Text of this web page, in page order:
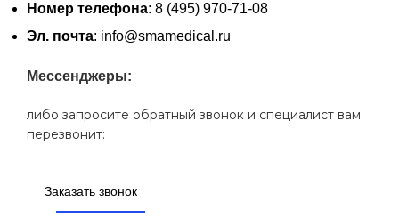
Номер телефона: 8 (495) 970-71-08
Эл. почта: info@smamedical.ru
Мессенджеры:
либо запросите обратный звонок и специалист вам
перезвонит:
Заказать звонок